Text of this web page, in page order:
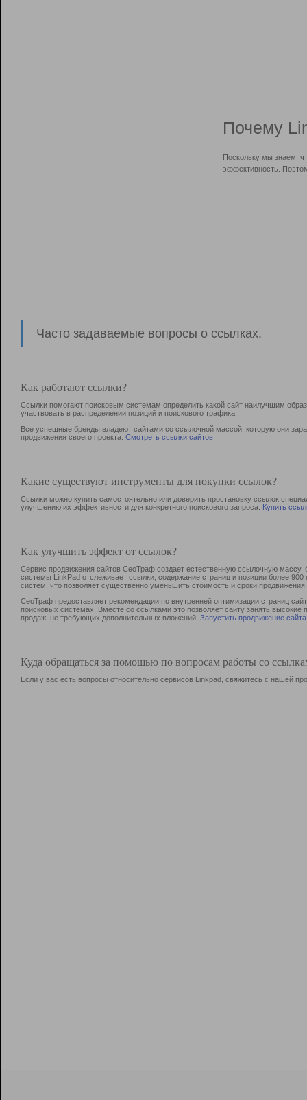
Почему
Поскольку мы знаем,
эффективность.
Часто задаваемые вопросы о ссылках.
Как работают ссылки?
Ссылки помогают поисковым системам определить какой сайт наилучшим
участвовать в раcпределении позиций и поискового трафика.
Все успешные бренды владеют сайтами со ссылочной массой, которую они
продвижения своего проекта. Смотреть ссылки сайтов
Какие существуют инструменты для покупки ссылок?
Ссылки можно купить самостоятельно или доверить простановку ссылок
улучшению их эффективности для конкретного поискового запроса. Купить
Как улучшить эффект от ссылок?
Сервис продвижения сайтов СеоТраф создает естественную ссылочную
системы LinkPad отслеживает ссылки, содержание страниц и позиции более
систем, что позволяет существенно уменьшить стоимость и сроки продвижения.
СеоТраф предоставляет рекомендации по внутренней оптимизации страниц
поисковых системах. Вместе со ссылками это позволяет сайту занять
продаж, не требующих дополнительных вложений. Запустить продвижение сайта
Куда обращаться за помощью по вопросам работы со
Если у вас есть вопросы относительно сервисов Linkpad, свяжитесь с нашей